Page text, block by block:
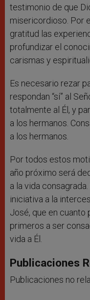
testimonio de que
misericordioso. Por
gratitud las
profundizar el
carismas y
Es necesario rezar
respondan “sí” al
totalmente al Él, y
a los hermanos.
a los hermanos.
Por todos estos
año próximo será
a la vida
iniciativa a la
José, que en cuanto
primeros a ser
vida a Él.
Publicaciones
Publicaciones no